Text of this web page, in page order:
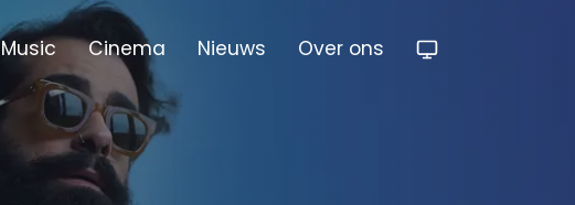
Music Cinema Nieuws Over ons